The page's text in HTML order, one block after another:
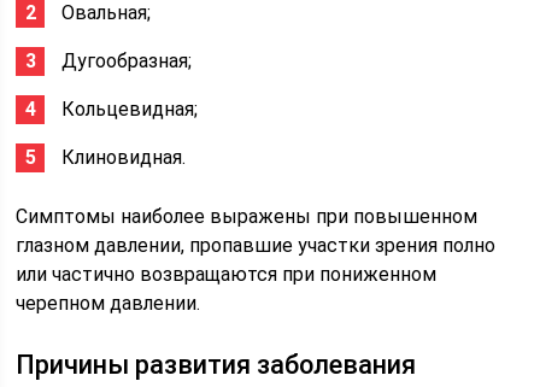
Овальная;
Дугообразная;
Кольцевидная;
Клиновидная.
Симптомы наиболее выражены при повышенном
глазном давлении, пропавшие участки зрения полно
или частично возвращаются при пониженном
черепном давлении.
Причины развития заболевания